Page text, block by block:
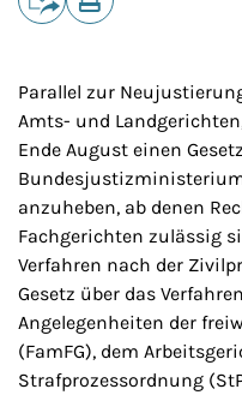
Parallel zur
Amts- und
Ende August einen
anzuheben, ab denen
Fachgerichten zulässig
Verfahren nach der
Gesetz über das
Angelegenheiten der
(FamFG), dem
Strafprozessordnung